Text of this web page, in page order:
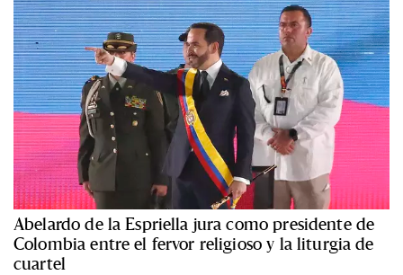
Abelardo de la Espriella jura como presidente de
Colombia entre el fervor religioso y la liturgia de
cuartel